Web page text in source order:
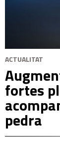
ACTUALITAT
fortes
pedra